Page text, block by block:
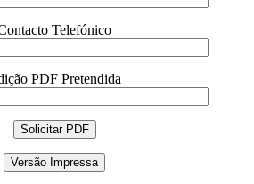
Telefónico
PDF Pretendida
Versão Impressa